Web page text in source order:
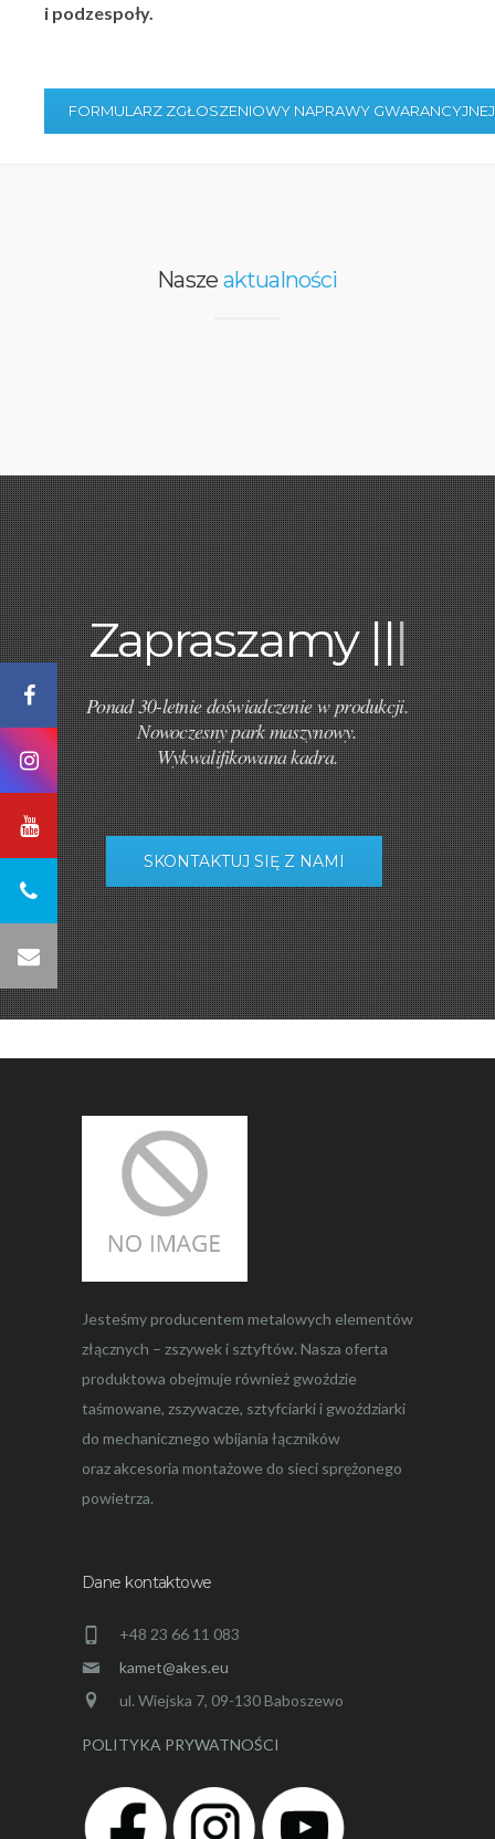
i podzespoły.
FORMULARZ ZGŁOSZENIOWY NAPRAWY
Nasze aktualności
Zapraszamy|||
Ponad 30-letnie doświadczenie w produkcji.
Nowoczesny park maszynowy.
Wykwalifikowana kadra.
SKONTAKTUJ SIĘ Z NAMI
Jesteśmy producentem metalowych elementów
złącznych – zszywek i sztyftów. Nasza oferta
produktowa obejmuje również gwoździe
taśmowane, zszywacze, sztyfciarki i gwoździarki
do mechanicznego wbijania łączników
oraz akcesoria montażowe do sieci sprężonego
powietrza.
Dane kontaktowe
+48 23 66 11 083
kamet@akes.eu
ul. Wiejska 7, 09-130 Baboszewo
POLITYKA PRYWATNOŚCI